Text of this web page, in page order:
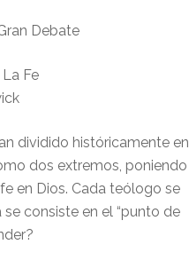
Debate
Fe
dividido históricamente en
dos extremos, poniendo
en Dios. Cada teólogo se
consiste en el “punto de